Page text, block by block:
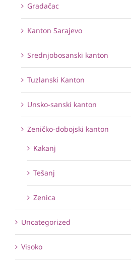
Gradačac
Kanton Sarajevo
Srednjobosanski kanton
Tuzlanski Kanton
Unsko-sanski kanton
Zeničko-dobojski kanton
Kakanj
Tešanj
Zenica
Uncategorized
Visoko